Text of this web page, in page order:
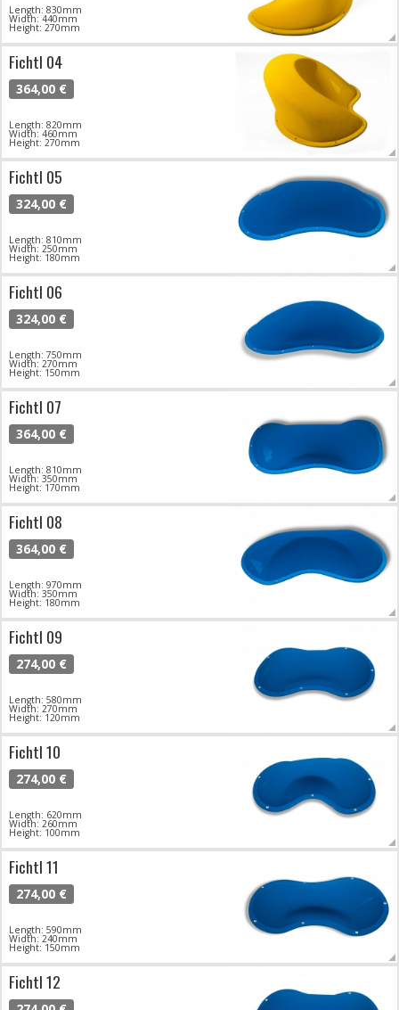
Length: 830mm
Width: 440mm
Height: 270mm
Fichtl 04
364,00 €
Length: 820mm
Width: 460mm
Height: 270mm
Fichtl 05
324,00 €
Length: 810mm
Width: 250mm
Height: 180mm
Fichtl 06
324,00 €
Length: 750mm
Width: 270mm
Height: 150mm
Fichtl 07
364,00 €
Length: 810mm
Width: 350mm
Height: 170mm
Fichtl 08
364,00 €
Length: 970mm
Width: 350mm
Height: 180mm
Fichtl 09
274,00 €
Length: 580mm
Width: 270mm
Height: 120mm
Fichtl 10
274,00 €
Length: 620mm
Width: 260mm
Height: 100mm
Fichtl 11
274,00 €
Length: 590mm
Width: 240mm
Height: 150mm
Fichtl 12